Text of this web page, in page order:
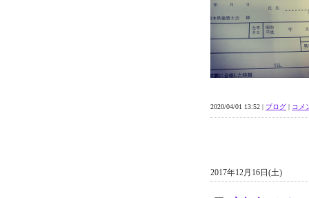
2020/04/01 13:52 | ブログ | コメ
2017年12月16日(土)